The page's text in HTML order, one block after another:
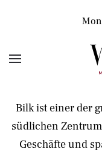
Bilk ist einer der
südlichen
Geschäfte und